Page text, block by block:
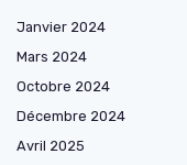
Janvier 2024
Mars 2024
Octobre 2024
Décembre 2024
Avril 2025